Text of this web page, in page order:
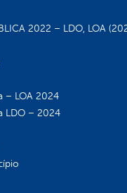
2022 – LDO, LOA
– LOA 2024
LDO – 2024